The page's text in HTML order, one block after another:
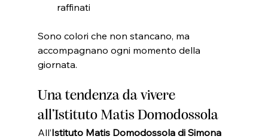
raffinati
Sono colori che non stancano, ma
accompagnano ogni momento della
giornata.
Una tendenza da vivere
all’Istituto Matis Domodossola
All’Istituto Matis Domodossola di Simona